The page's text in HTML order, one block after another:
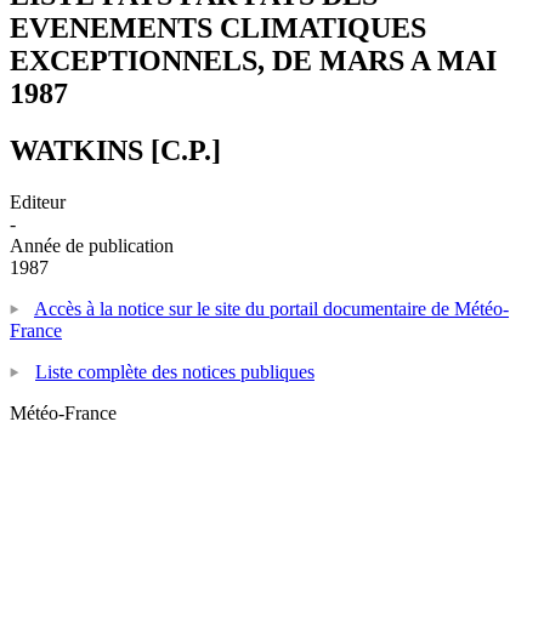
EVENEMENTS CLIMATIQUES
EXCEPTIONNELS, DE MARS A MAI
1987
WATKINS [C.P.]
Editeur
-
Année de publication
1987
Accès à la notice sur le site du portail documentaire de Météo-
France
Liste complète des notices publiques
Météo-France